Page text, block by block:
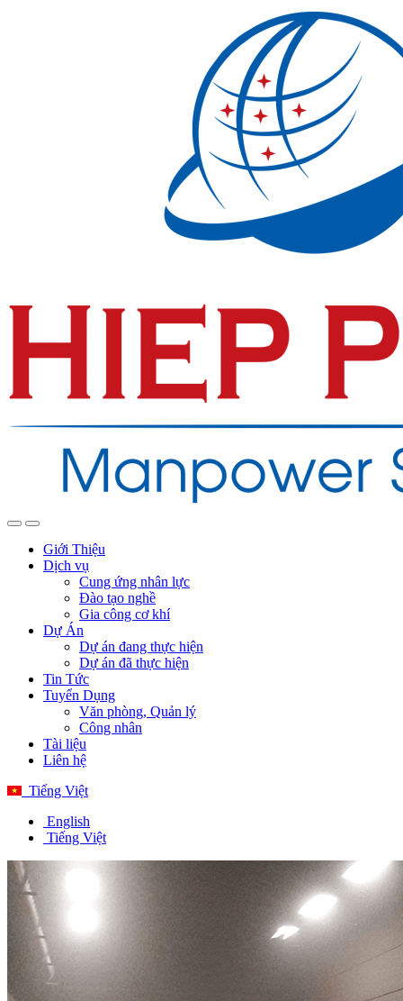
Giới Thiệu
Dịch vụ
Cung ứng nhân lực
Đào tạo nghề
Gia công cơ khí
Dự Án
Dự án đang thực hiện
Dự án đã thực hiện
Tin Tức
Tuyển Dụng
Văn phòng, Quản lý
Công nhân
Tài liệu
Liên hệ
Tiếng Việt
English
Tiếng Việt